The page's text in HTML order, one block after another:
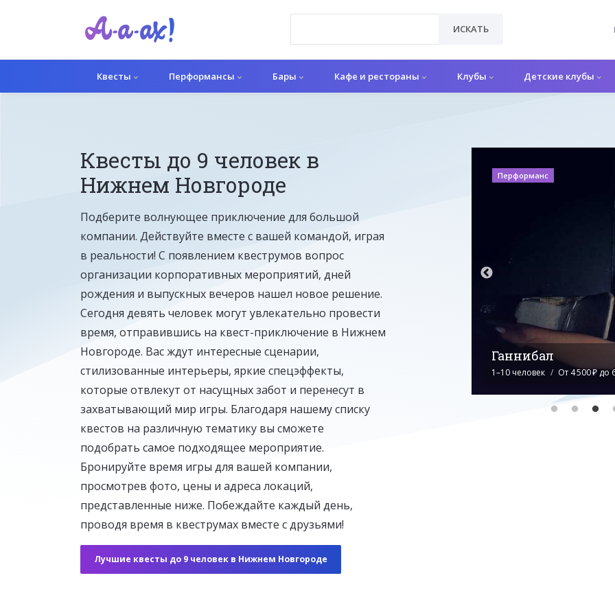
ИСКАТЬ
Квесты Перформансы Бары Кафе и рестораны Клубы Детские клубы
Квесты до 9 человек в
Нижнем Новгороде
Подберите волнующее приключение для большой
компании. Действуйте вместе с вашей командой, играя
в реальности! С появлением квеструмов вопрос
организации корпоративных мероприятий, дней
рождения и выпускных вечеров нашел новое решение.
Сегодня девять человек могут увлекательно провести
время, отправившись на квест-приключение в Нижнем
Новгороде. Вас ждут интересные сценарии,
стилизованные интерьеры, яркие спецэффекты,
которые отвлекут от насущных забот и перенесут в
захватывающий мир игры. Благодаря нашему списку
квестов на различную тематику вы сможете
подобрать самое подходящее мероприятие.
Бронируйте время игры для вашей компании,
просмотрев фото, цены и адреса локаций,
представленные ниже. Побеждайте каждый день,
проводя время в квеструмах вместе с друзьями!
Лучшие квесты до 9 человек в Нижнем Новгороде
Перформанс
Ганнибал
1–10 человек От 4 500 ₽ до 6 000 ₽
Перформанс
Судная ночь
1–10 человек От 4 500 ₽ до